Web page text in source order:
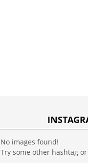
No images found!
Try some other hashtag